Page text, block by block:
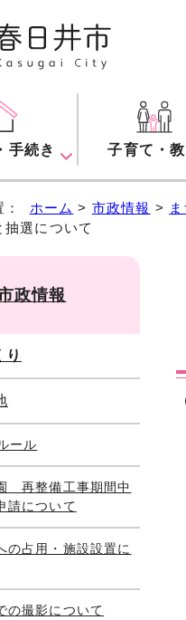
手続き 子育て・
： ホーム > 市政情報 >
抽選について
政情報
り
ール
再整備工事期間中
請について
の占用・施設設置に
の撮影について